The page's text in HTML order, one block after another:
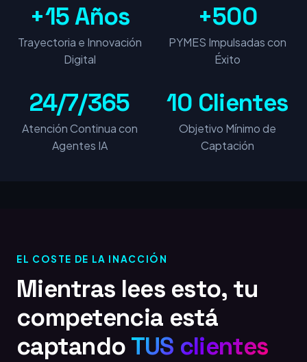
+15 Años
Trayectoria e Innovación
Digital
+500
PYMES Impulsadas con
Éxito
24/7/365
Atención Continua con
Agentes IA
10 Clientes
Objetivo Mínimo de
Captación
EL COSTE DE LA INACCIÓN
Mientras lees esto, tu
competencia está
captando TUS clientes